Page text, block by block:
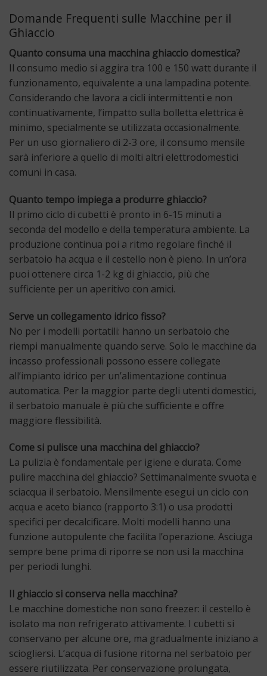
Domande Frequenti sulle Macchine per il
Ghiaccio
Quanto consuma una macchina ghiaccio domestica?
Il consumo medio si aggira tra 100 e 150 watt durante il
funzionamento, equivalente a una lampadina potente.
Considerando che lavora a cicli intermittenti e non
continuativamente, l’impatto sulla bolletta elettrica è
minimo, specialmente se utilizzata occasionalmente.
Per un uso giornaliero di 2-3 ore, il consumo mensile
sarà inferiore a quello di molti altri elettrodomestici
comuni in casa.
Quanto tempo impiega a produrre ghiaccio?
Il primo ciclo di cubetti è pronto in 6-15 minuti a
seconda del modello e della temperatura ambiente. La
produzione continua poi a ritmo regolare finché il
serbatoio ha acqua e il cestello non è pieno. In un’ora
puoi ottenere circa 1-2 kg di ghiaccio, più che
sufficiente per un aperitivo con amici.
Serve un collegamento idrico fisso?
No per i modelli portatili: hanno un serbatoio che
riempi manualmente quando serve. Solo le macchine da
incasso professionali possono essere collegate
all’impianto idrico per un’alimentazione continua
automatica. Per la maggior parte degli utenti domestici,
il serbatoio manuale è più che sufficiente e offre
maggiore flessibilità.
Come si pulisce una macchina del ghiaccio?
La pulizia è fondamentale per igiene e durata. Come
pulire macchina del ghiaccio? Settimanalmente svuota e
sciacqua il serbatoio. Mensilmente esegui un ciclo con
acqua e aceto bianco (rapporto 3:1) o usa prodotti
specifici per decalcificare. Molti modelli hanno una
funzione autopulente che facilita l’operazione. Asciuga
sempre bene prima di riporre se non usi la macchina
per periodi lunghi.
Il ghiaccio si conserva nella macchina?
Le macchine domestiche non sono freezer: il cestello è
isolato ma non refrigerato attivamente. I cubetti si
conservano per alcune ore, ma gradualmente iniziano a
sciogliersi. L’acqua di fusione ritorna nel serbatoio per
essere riutilizzata. Per conservazione prolungata,